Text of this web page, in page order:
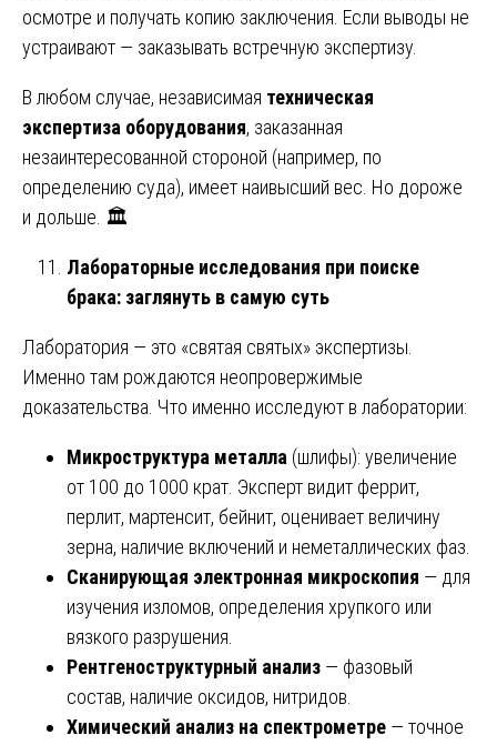
осмотре и получать копию заключения. Если выводы не
устраивают — заказывать встречную экспертизу.
В любом случае, независимая техническая
экспертиза оборудования, заказанная
незаинтересованной стороной (например, по
определению суда), имеет наивысший вес. Но дороже
и дольше. 🏛️
Лабораторные исследования при поиске
брака: заглянуть в самую суть
Лаборатория — это «святая святых» экспертизы.
Именно там рождаются неопровержимые
доказательства. Что именно исследуют в лаборатории:
Микроструктура металла (шлифы): увеличение
от 100 до 1000 крат. Эксперт видит феррит,
перлит, мартенсит, бейнит, оценивает величину
зерна, наличие включений и неметаллических фаз.
Сканирующая электронная микроскопия — для
изучения изломов, определения хрупкого или
вязкого разрушения.
Рентгеноструктурный анализ — фазовый
состав, наличие оксидов, нитридов.
Химический анализ на спектрометре — точное